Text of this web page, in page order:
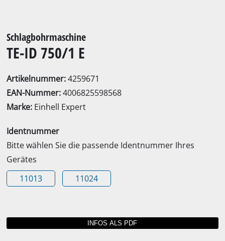
Schlagbohrmaschine
TE-ID 750/1 E
Artikelnummer:4259671
EAN-Nummer:4006825598568
Marke: Einhell Expert
Identnummer
Bitte wählen Sie die passende Identnummer Ihres
Gerätes
11013
11024